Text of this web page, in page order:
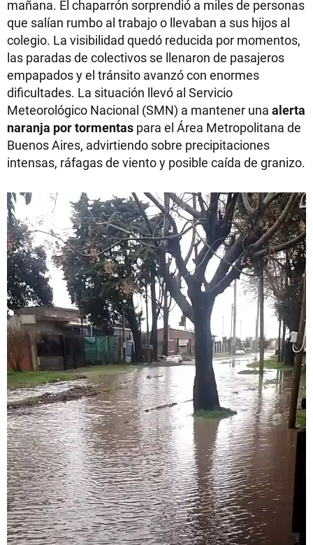
mañana. El chaparrón sorprendió a miles de personas
que salían rumbo al trabajo o llevaban a sus hijos al
colegio. La visibilidad quedó reducida por momentos,
las paradas de colectivos se llenaron de pasajeros
empapados y el tránsito avanzó con enormes
dificultades. La situación llevó al Servicio
Meteorológico Nacional (SMN) a mantener una alerta
naranja por tormentas para el Área Metropolitana de
Buenos Aires, advirtiendo sobre precipitaciones
intensas, ráfagas de viento y posible caída de granizo.